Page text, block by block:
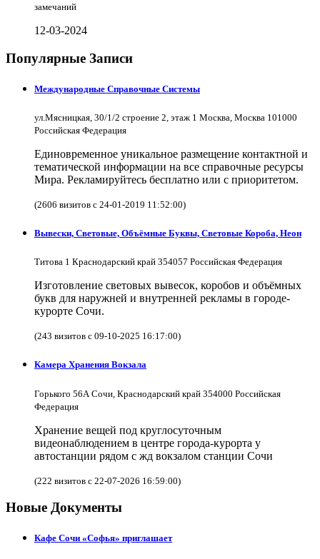
замечаний
12-03-2024
Популярные Записи
Международные Справочные Системы
ул.Мясницкая, 30/1/2 строение 2, этаж 1 Москва, Москва 101000
Российская Федерация
Единовременное уникальное размещение контактной и
тематической информации на все справочные ресурсы
Мира. Рекламируйтесь бесплатно или с приоритетом.
(2606 визитов с 24-01-2019 11:52:00)
Вывески, Световые, Объёмные Буквы, Световые Короба, Неон
Титова 1 Краснодарский край 354057 Российская Федерация
Изготовление световых вывесок, коробов и объёмных
букв для наружней и внутренней рекламы в городе-
курорте Сочи.
(243 визитов с 09-10-2025 16:17:00)
Камера Хранения Вокзала
Горького 56А Сочи, Краснодарский край 354000 Российская
Федерация
Хранение вещей под круглосуточным
видеонаблюдением в центре города-курорта у
автостанции рядом с жд вокзалом станции Сочи
(222 визитов с 22-07-2026 16:59:00)
Новые Документы
Кафе Сочи «Софья» приглашает